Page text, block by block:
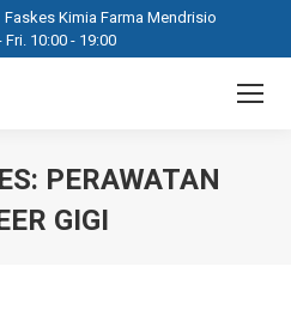
Faskes Kimia Farma Mendrisio
Fri. 10:00 - 19:00
PERAWATAN
GIGI